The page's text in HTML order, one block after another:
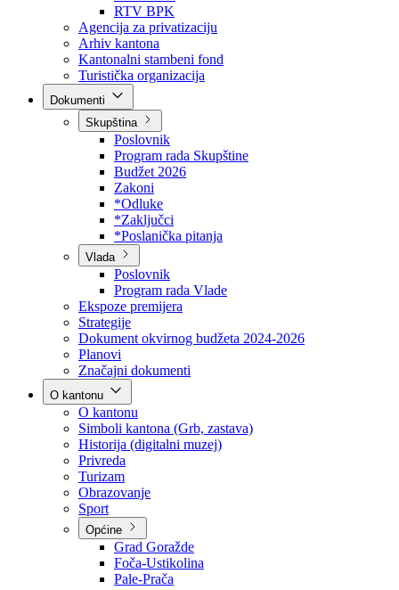
Direkcija za šumarstvo
Javna preduzeća
BPK šume
RTV BPK
Agencija za privatizaciju
Arhiv kantona
Kantonalni stambeni fond
Turistička organizacija
Skupština
Poslovnik
Program rada Skupštine
Budžet 2026
Zakoni
*Odluke
*Zaključci
*Poslanička pitanja
Vlada
Poslovnik
Program rada Vlade
Ekspoze premijera
Strategije
Dokument okvirnog budžeta 2024-2026
Planovi
Značajni dokumenti
O kantonu
O kantonu
Simboli kantona (Grb, zastava)
Historija (digitalni muzej)
Privreda
Turizam
Obrazovanje
Općine